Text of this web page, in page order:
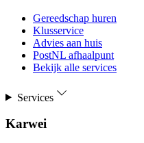
Gereedschap huren
Klusservice
Advies aan huis
PostNL afhaalpunt
Bekijk alle services
Services
Karwei